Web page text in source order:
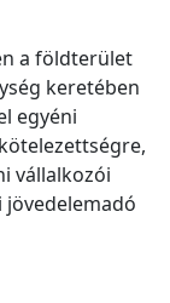
a földterület
keretében
egyéni
vállalkozói
jövedelemadó